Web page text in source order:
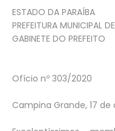
ESTADO DA PARAÍBA
PREFEITURA MUNICIPAL
GABINETE DO PREFEITO
Ofício nº 303/2020
Campina Grande, 17 de